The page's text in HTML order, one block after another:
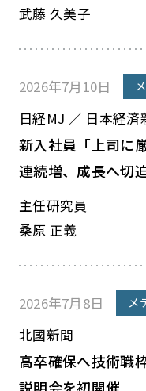
武藤 久美子
2026年7月10日
日経MJ ／ 日本経済
新入社員「上司に
連続増、成長へ切
主任研究員
桑原 正義
2026年7月8日 メ
北國新聞
高卒確保へ技術職